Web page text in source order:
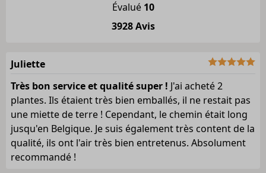
Évalué 10
3928 Avis
Juliette
Très bon service et qualité super ! J'ai acheté 2
plantes. Ils étaient très bien emballés, il ne restait pas
une miette de terre ! Cependant, le chemin était long
jusqu'en Belgique. Je suis également très content de la
qualité, ils ont l'air très bien entretenus. Absolument
recommandé !